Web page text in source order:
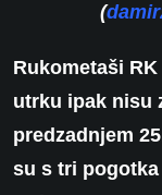
(
Rukometaši
utrku ipak nisu
predzadnjem
su s tri